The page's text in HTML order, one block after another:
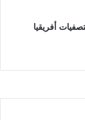
أفريقيا